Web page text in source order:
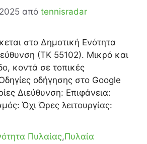
από tennisradar
στο Δημοτική Ενότητα
(ΤΚ 55102). Μικρό και
κοντά σε τοπικές
οδήγησης στο Google
Διεύθυνση: Επιφάνεια:
Όχι Ώρες λειτουργίας:
Πυλαίας,Πυλαία